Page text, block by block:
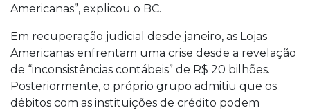
Americanas”, explicou o BC.
Em recuperação judicial desde janeiro, as Lojas
Americanas enfrentam uma crise desde a revelação
de “inconsistências contábeis” de R$ 20 bilhões.
Posteriormente, o próprio grupo admitiu que os
débitos com as instituições de crédito podem